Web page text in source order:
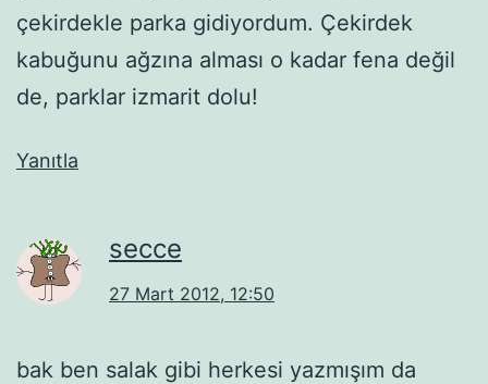
çekirdekle parka gidiyordum. Çekirdek
kabuğunu ağzına alması o kadar fena değil
de, parklar izmarit dolu!
Yanıtla
secce
27 Mart 2012, 12:50
bak ben salak gibi herkesi yazmışım da